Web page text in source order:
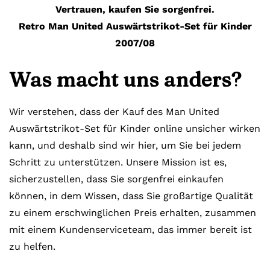
Vertrauen, kaufen Sie sorgenfrei.
Retro Man United Auswärtstrikot-Set für Kinder
2007/08
Was macht uns anders?
Wir verstehen, dass der Kauf des Man United
Auswärtstrikot-Set für Kinder online unsicher wirken
kann, und deshalb sind wir hier, um Sie bei jedem
Schritt zu unterstützen. Unsere Mission ist es,
sicherzustellen, dass Sie sorgenfrei einkaufen
können, in dem Wissen, dass Sie großartige Qualität
zu einem erschwinglichen Preis erhalten, zusammen
mit einem Kundenserviceteam, das immer bereit ist
zu helfen.